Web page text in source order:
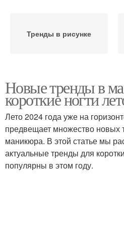
Тренды в рисунке
Тренды в декоре
Новые тренды в
короткие ногти
Лето 2024 года уже на
предвещает множество новых
маникюра. В этой статье мы
актуальные тренды для
популярны в этом году.